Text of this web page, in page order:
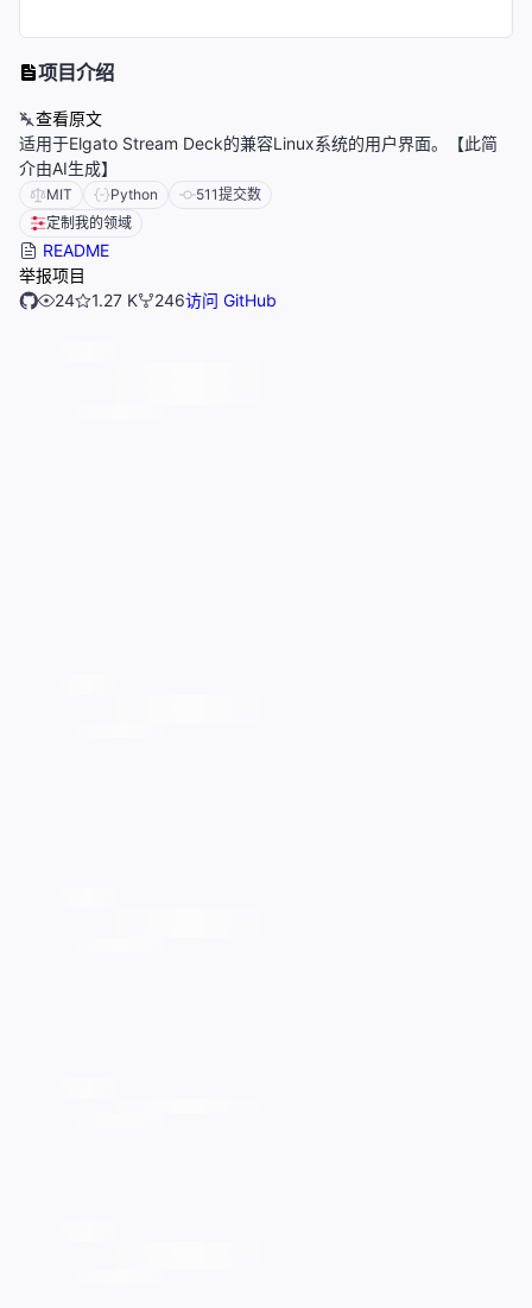
项目介绍
查看原文
适用于Elgato Stream Deck的兼容Linux系统的用户界面。【此简
介由AI生成】
MIT Python 511提交数
定制我的领域
README
举报项目
24
1.27 K 246访问 GitHub